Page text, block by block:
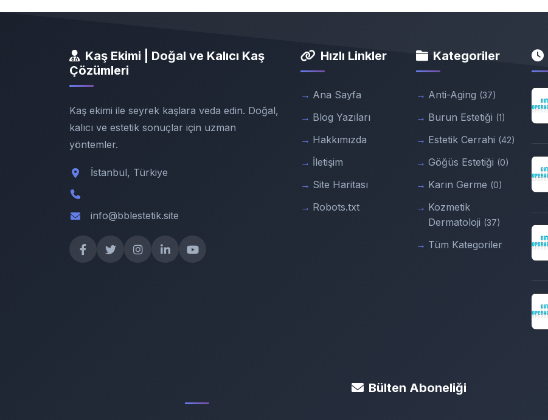
Kaş Ekimi | Doğal ve Kalıcı Kaş
Çözümleri
Kaş ekimi ile seyrek kaşlara veda edin. Doğal,
kalıcı ve estetik sonuçlar için uzman
yöntemler.
İstanbul, Türkiye
info@bblestetik.site
Hızlı Linkler
Ana Sayfa
Blog Yazıları
Hakkımızda
İletişim
Site Haritası
Robots.txt
Kategoriler
Anti-Aging (37)
Burun Estetiği (1)
Estetik Cerrahi (42)
Göğüs Estetiği (0)
Karın Germe (0)
Kozmetik
Dermatoloji (37)
Tüm Kategoriler
Bülten Aboneliği